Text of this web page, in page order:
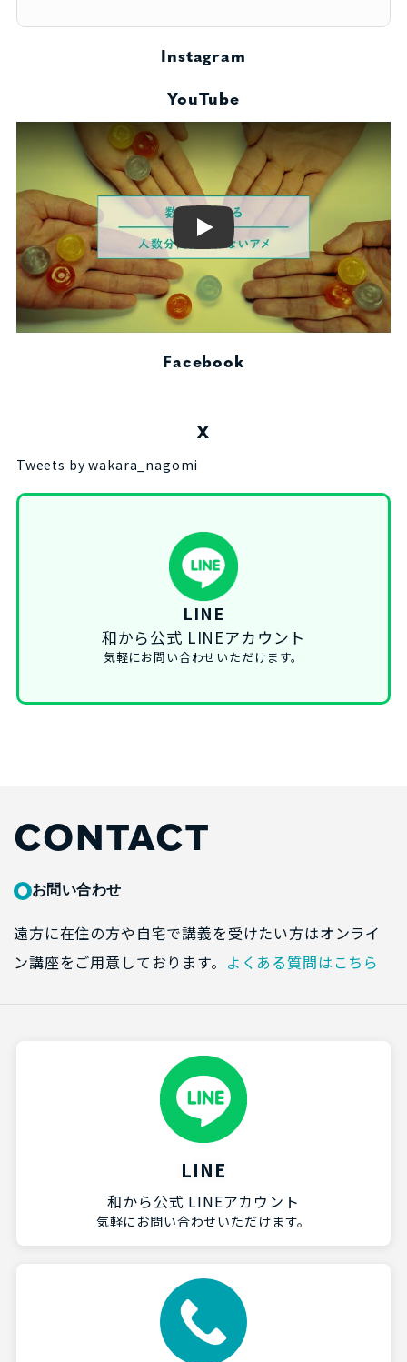
Instagram
YouTube
Play
Facebook
X
Tweets by wakara_nagomi
LINE
和から公式 LINEアカウント
気軽にお問い合わせいただけます。
CONTACT
お問い合わせ
遠方に在住の方や自宅で講義を受けたい方はオンライ
ン講座をご用意しております。 よくある質問はこちら
LINE
和から公式 LINEアカウント
気軽にお問い合わせいただけます。